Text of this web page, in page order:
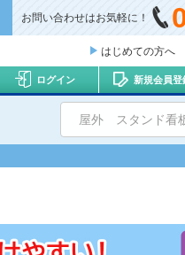
お問い合わせはお気軽に！
はじめての方へ
ログイン 新規会員登
屋外 スタンド看